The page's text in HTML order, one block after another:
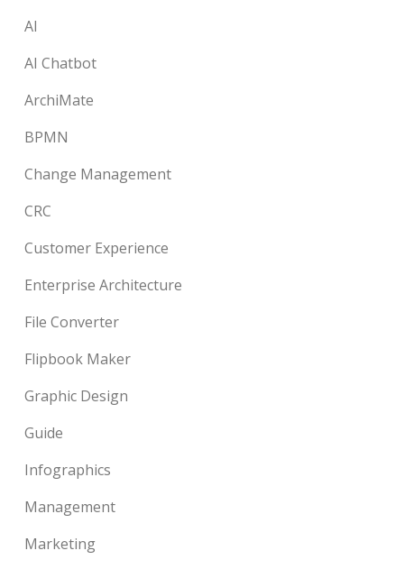
AI
AI Chatbot
ArchiMate
BPMN
Change Management
CRC
Customer Experience
Enterprise Architecture
File Converter
Flipbook Maker
Graphic Design
Guide
Infographics
Management
Marketing